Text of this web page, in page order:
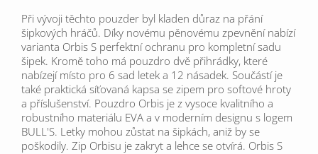
Při vývoji těchto pouzder byl kladen důraz na přání
šipkových hráčů. Díky novému pěnovému zpevnění nabízí
varianta Orbis S perfektní ochranu pro kompletní sadu
šipek. Kromě toho má pouzdro dvě přihrádky, které
nabízejí místo pro 6 sad letek a 12 násadek. Součástí je
také praktická síťovaná kapsa se zipem pro softové hroty
a příslušenství. Pouzdro Orbis je z vysoce kvalitního a
robustního materiálu EVA a v moderním designu s logem
BULL'S. Letky mohou zůstat na šipkách, aniž by se
poškodily. Zip Orbisu je zakryt a lehce se otvírá. Orbis S